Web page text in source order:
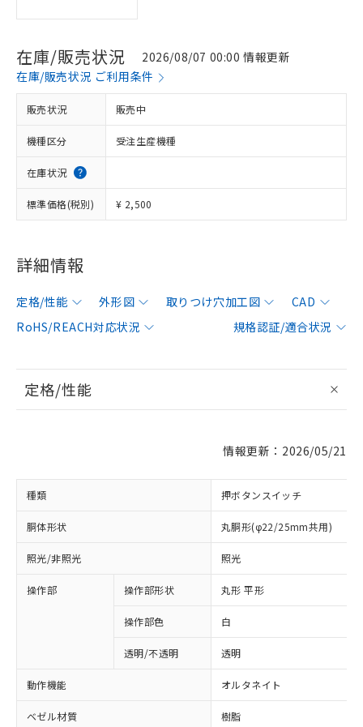
在庫/販売状況
2026/08/07 00:00 情報更新
在庫/販売状況 ご利用条件
販売状況 販売中
機種区分 受注生産機種
在庫状況
標準価格(税別) ¥ 2,500
詳細情報
定格/性能 外形図 取りつけ穴加工図
CAD
RoHS/REACH対応状況
規格認証/適合状況
定格/性能
情報更新：2026/05/21
種類 押ボタンスイッチ
胴体形状 丸胴形(φ22/25mm共用)
照光/非照光 照光
操作部 操作部形状 丸形 平形
操作部色 白
透明/不透明 透明
動作機能 オルタネイト
ベゼル材質 樹脂